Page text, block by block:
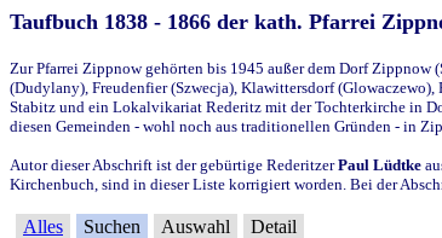
Taufbuch 1838 - 1866 der kath. Pfarrei
Zur Pfarrei Zippnow gehörten bis 1945 außer dem Dorf
(Dudylany), Freudenfier (Szwecja), Klawittersdorf
Stabitz und ein Lokalvikariat Rederitz mit der Tochterkirche in
diesen Gemeinden - wohl noch aus traditionellen Gründen - in
Autor dieser Abschrift ist der gebürtige RederitzerPaul Lüdtke
Kirchenbuch, sind in dieser Liste korrigiert worden. Bei der
Alles Suchen Auswahl Detail